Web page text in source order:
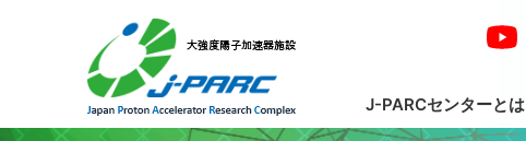
J-PARCセンターとは